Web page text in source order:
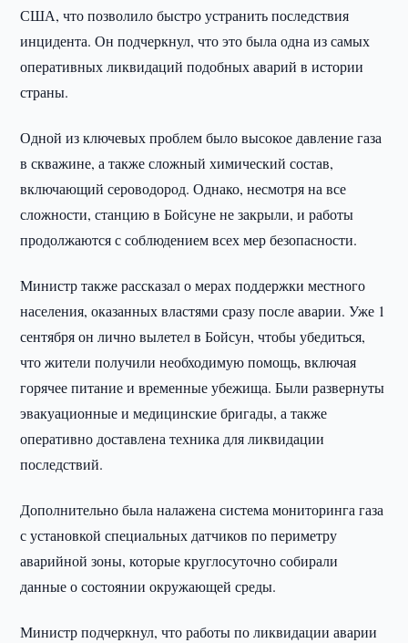
США, что позволило быстро устранить последствия
инцидента. Он подчеркнул, что это была одна из самых
оперативных ликвидаций подобных аварий в истории
страны.
Одной из ключевых проблем было высокое давление газа
в скважине, а также сложный химический состав,
включающий сероводород. Однако, несмотря на все
сложности, станцию в Бойсуне не закрыли, и работы
продолжаются с соблюдением всех мер безопасности.
Министр также рассказал о мерах поддержки местного
населения, оказанных властями сразу после аварии. Уже 1
сентября он лично вылетел в Бойсун, чтобы убедиться,
что жители получили необходимую помощь, включая
горячее питание и временные убежища. Были развернуты
эвакуационные и медицинские бригады, а также
оперативно доставлена техника для ликвидации
последствий.
Дополнительно была налажена система мониторинга газа
с установкой специальных датчиков по периметру
аварийной зоны, которые круглосуточно собирали
данные о состоянии окружающей среды.
Министр подчеркнул, что работы по ликвидации аварии